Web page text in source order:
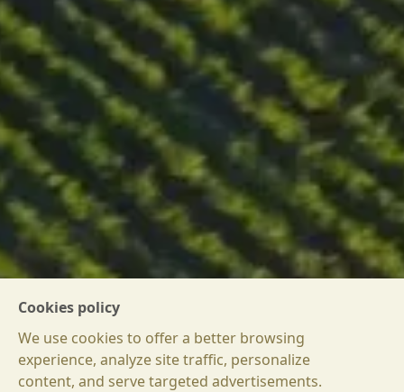
Cookies policy
We use cookies to offer a better browsing
experience, analyze site traffic, personalize
content, and serve targeted advertisements.